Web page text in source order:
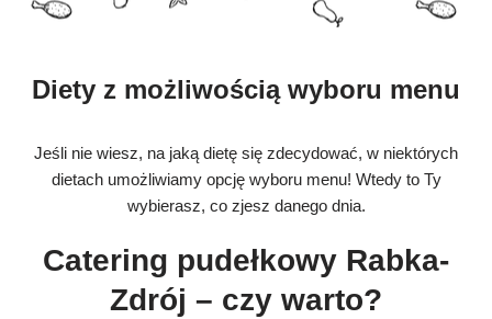
Diety z możliwością wyboru menu
Jeśli nie wiesz, na jaką dietę się zdecydować, w niektórych
dietach umożliwiamy opcję wyboru menu! Wtedy to Ty
wybierasz, co zjesz danego dnia.
Catering pudełkowy Rabka-
Zdrój – czy warto?